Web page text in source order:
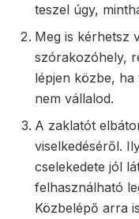
teszel úgy,
Meg is kérhetsz
szórakozóhely,
lépjen közbe,
nem vállalod.
A zaklatót
viselkedéséről.
cselekedete jól
felhasználható
Közbelépő arra